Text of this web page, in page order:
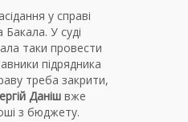
у справі
Бакала. У суді
таки провести
підрядника
треба закрити,
Даніш вже
з бюджету.